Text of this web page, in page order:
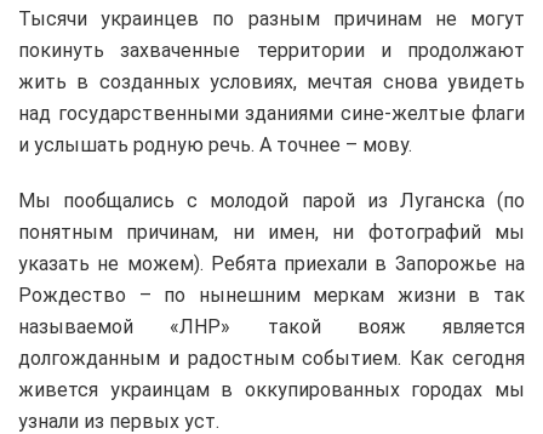
Тысячи украинцев по разным причинам не могут
покинуть захваченные территории и продолжают
жить в созданных условиях, мечтая снова увидеть
над государственными зданиями сине-желтые флаги
и услышать родную речь. А точнее – мову.
Мы пообщались с молодой парой из Луганска (по
понятным причинам, ни имен, ни фотографий мы
указать не можем). Ребята приехали в Запорожье на
Рождество – по нынешним меркам жизни в так
называемой «ЛНР» такой вояж является
долгожданным и радостным событием. Как сегодня
живется украинцам в оккупированных городах мы
узнали из первых уст.